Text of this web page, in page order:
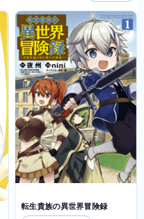
転生貴族の異世界冒険録